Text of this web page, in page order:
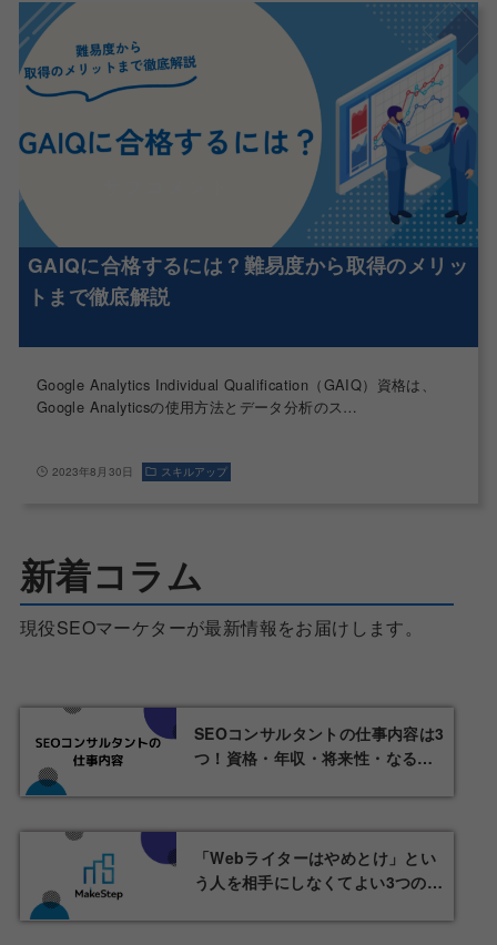
GAIQに合格するには？難易度から取得のメリッ
トまで徹底解説
Google Analytics Individual Qualification（GAIQ）資格は、
Google Analyticsの使用方法とデータ分析のス…
2023年8月30日 スキルアップ
新着コラム
現役SEOマーケターが最新情報をお届けします。
SEOコンサルタントの仕事内容は3
つ！資格・年収・将来性・なる方
「Webライターはやめとけ」とい
う人を相手にしなくてよい3つの理